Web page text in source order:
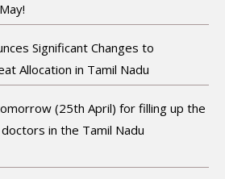
Significant Changes to
Allocation in Tamil Nadu
(25th April) for filling up the
in the Tamil Nadu